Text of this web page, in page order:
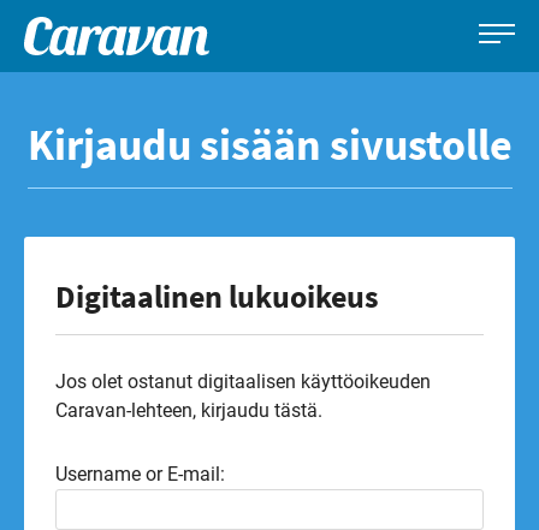
sisältöön
Caravan-
Leirintämatkailun
Kirjaudu sisään sivustolle
Digitaalinen lukuoikeus
Jos olet ostanut digitaalisen käyttöoikeuden
Caravan-lehteen, kirjaudu tästä.
Username or E-mail: